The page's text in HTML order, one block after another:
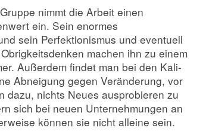
nimmt die Arbeit einen
ein. Sein enormes
sein Perfektionismus und eventuell
machen ihn zu einem
Außerdem findet man bei den Kali-
Abneigung gegen Veränderung, vor
dazu, nichts Neues ausprobieren zu
sich bei neuen Unternehmungen an
können sie nicht alleine sein.